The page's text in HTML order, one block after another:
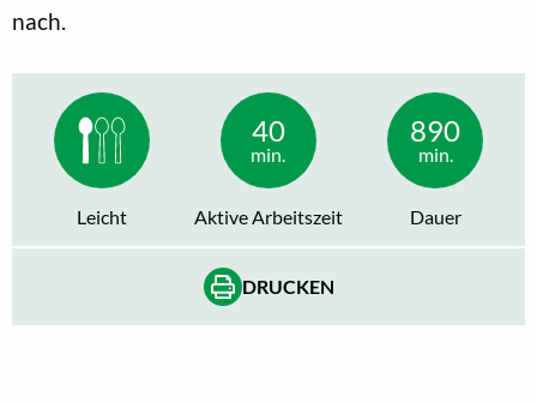
nach.
Leicht
40
min.
Aktive Arbeitszeit
890
min.
Dauer
DRUCKEN